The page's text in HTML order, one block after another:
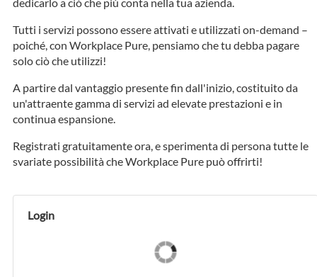
Tutti i servizi possono essere attivati e utilizzati on-demand –
poiché, con Workplace Pure, pensiamo che tu debba pagare
solo ciò che utilizzi!
A partire dal vantaggio presente fin dall'inizio, costituito da
un'attraente gamma di servizi ad elevate prestazioni e in
continua espansione.
Registrati gratuitamente ora, e sperimenta di persona tutte le
svariate possibilità che Workplace Pure può offrirti!
Login